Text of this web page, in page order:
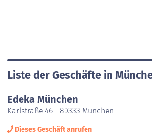
Liste der Geschäfte in
Edeka München
Karlstraße 46 - 80333 München
Dieses Geschäft anrufen